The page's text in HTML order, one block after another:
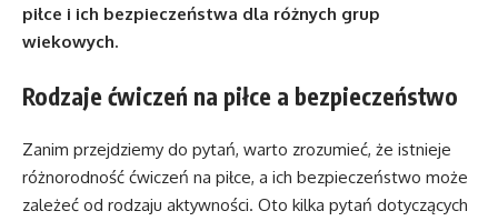
piłce i ich bezpieczeństwa dla różnych grup
wiekowych.
Rodzaje ćwiczeń na piłce a bezpieczeństwo
Zanim przejdziemy do pytań, warto zrozumieć, że istnieje
różnorodność ćwiczeń na piłce, a ich bezpieczeństwo może
zależeć od rodzaju aktywności. Oto kilka pytań dotyczących